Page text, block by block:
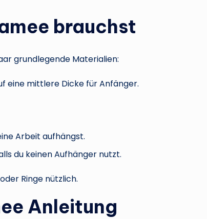
brauchst
grundlegende Materialien:
eine mittlere Dicke für Anfänger.
Arbeit aufhängst.
du keinen Aufhänger nutzt.
Ringe nützlich.
Anleitung